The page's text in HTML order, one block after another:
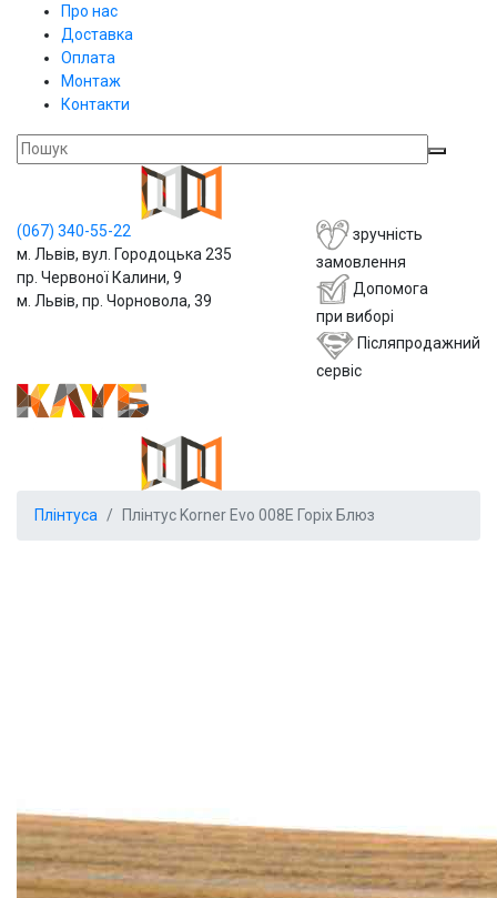
Про нас
Доставка
Оплата
Монтаж
Контакти
(067) 340-55-22
м. Львів, вул. Городоцька 235
пр. Червоної Калини, 9
м. Львів, пр. Чорновола, 39
зручність
замовлення
Допомога
при виборі
Післяпродажний
сервіс
Плінтуса Плінтус Korner Evo 008Е Горіх Блюз